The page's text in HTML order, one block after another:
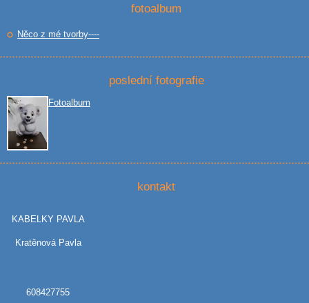
fotoalbum
Něco z mé tvorby----
poslední fotografie
Fotoalbum
kontakt
KABELKY PAVLA
Kratěnová Pavla
608427755